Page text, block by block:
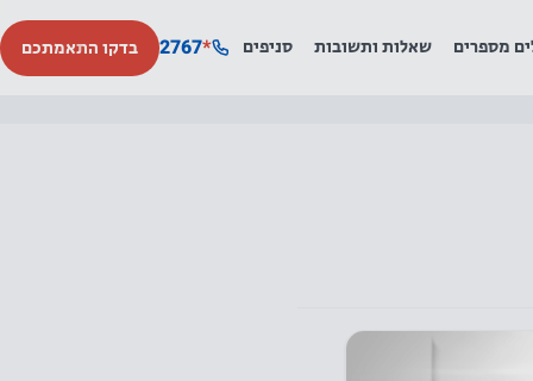
מספרים שאלות ותשובות סניפים *
2767 בדקו התאמתכם